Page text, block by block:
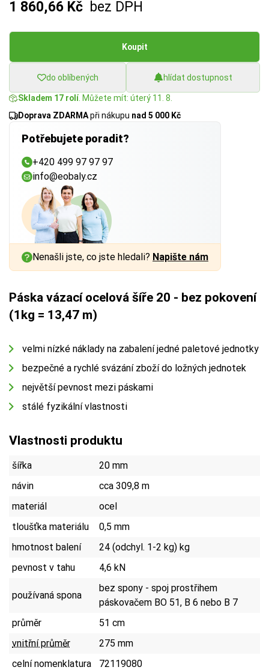
1 860,66 Kč bez DPH
Koupit
do oblíbených hlídat dostupnost
Skladem 17 rolí. Můžete mít: úterý 11. 8.
Doprava ZDARMApři nákupu nad 5 000 Kč
Potřebujete poradit?
+420 499 97 97 97
info@eobaly.cz
Nenašli jste, co jste hledali? Napište nám
Páska vázací ocelová šíře 20 - bez pokovení
(1kg = 13,47 m)
velmi nízké náklady na zabalení jedné paletové jednotky
bezpečné a rychlé svázání zboží do ložných jednotek
největší pevnost mezi páskami
stálé fyzikální vlastnosti
Vlastnosti produktu
šířka
20 mm
návin
cca 309,8 m
materiál
ocel
tloušťka materiálu
0,5 mm
hmotnost balení
24 (odchyl. 1-2 kg) kg
pevnost v tahu
4,6 kN
používaná spona
bez spony - spoj prostřihem
páskovačem BO 51, B 6 nebo B 7
průměr
51 cm
vnitřní průměr
275 mm
celní nomenklatura
72119080